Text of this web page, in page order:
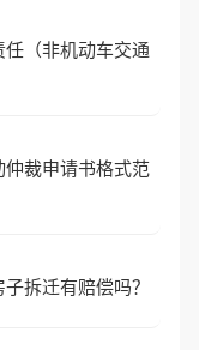
（非机动车交通
仲裁申请书格式范
拆迁有赔偿吗？